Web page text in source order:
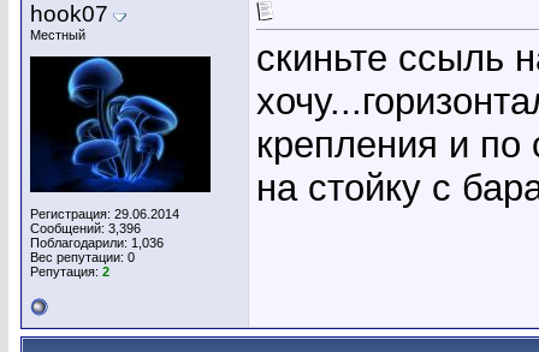
hook07
Местный
Регистрация: 29.06.2014
Сообщений: 3,396
Поблагодарили: 1,036
Вес репутации: 0
Репутация: 2
скиньте ссыль
крепления и по
на стойку с